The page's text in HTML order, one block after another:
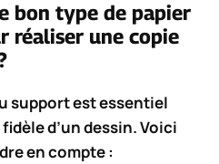
bon type de papier
réaliser une copie
support est essentiel
d’un dessin. Voici
en compte :